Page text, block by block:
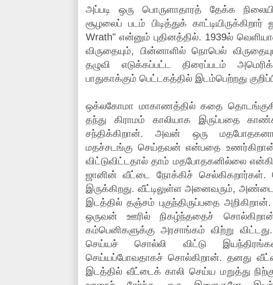
அப்படி ஒரு பொருளாதாரத் தேக்க
சூழலைப் படம் பிடித்துக்
Wrath" என்னும் புதினத்தில். 1939ல்
விருதையும், பின்னாளில் நொபெல்
தழுவி எடுக்கப்பட்ட திரைப்படம்
பாதுகாக்கும் பெட்டகத்தில் இடம்பெற்றது
ஒக்லகோமா மாகாணத்தில் கதை
தந்து கிராமம் காலியாக இருப்பதை
சந்திக்கிறான். அவன் ஒரு
மதச்சடங்கு செய்தவன் என்பதை
விட்டுவிட்டதால் தாம் மதபோதகனில்லை
ஜானின் வீட்டை நோக்கிச் செல்கிகறார்கள்.
இருக்கிறது. வீட்டிலுள்ள அனைவரும்,
இடத்தில் தஞ்சம் புகுந்திருப்பதை
ஒருவன் ஊரில் நிகழ்ந்ததைச்
கம்பெனிகளுக்கு அரசாங்கம் விற்று
செய்யச் சொல்லி விட்டு
செய்யப்போவதாகச் சொல்கிறான். தனது
இடத்தில் வீட்டைக் காலி செய்ய மறுத்து